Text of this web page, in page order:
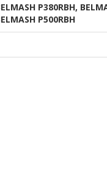
P380RBH,
P500RBH